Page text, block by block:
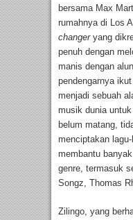
bersama Max
rumahnya di Los
changeryang
penuh dengan
manis dengan
pendengarnya
menjadi sebuah
musik dunia
belum matang,
menciptakan
membantu
genre, termasuk
Songz, Thomas
Zilingo, yang